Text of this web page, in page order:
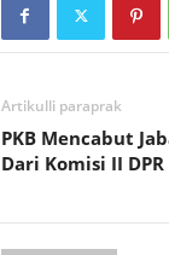
Artikulli paraprak
PKB Mencabut
Dari Komisi II